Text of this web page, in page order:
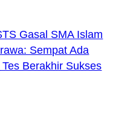
Gasal SMA Islam
Sempat Ada
Berakhir Sukses